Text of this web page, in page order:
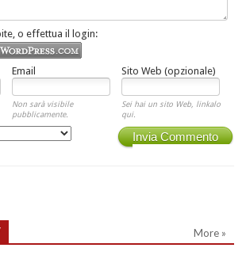
o effettua il login:
Email Sito Web (opzionale)
Non sarà visibile
pubblicamente.
Sei hai un sito Web, linkalo
qui.
Invia Commento
More »